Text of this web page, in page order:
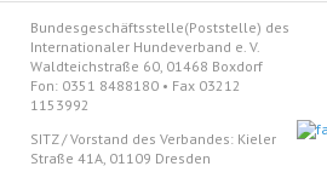
Bundesgeschäftsstelle(Poststelle) des
Internationaler Hundeverband e. V.
Waldteichstraße 60, 01468 Boxdorf
Fon: 0351 8488180 • Fax 03212
1153992
SITZ / Vorstand des Verbandes: Kieler
Straße 41A, 01109 Dresden